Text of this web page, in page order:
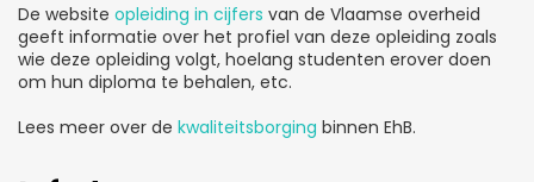
De website opleiding in cijfers van de Vlaamse overheid
geeft informatie over het profiel van deze opleiding zoals
wie deze opleiding volgt, hoelang studenten erover doen
om hun diploma te behalen, etc.
Lees meer over de kwaliteitsborging binnen EhB.